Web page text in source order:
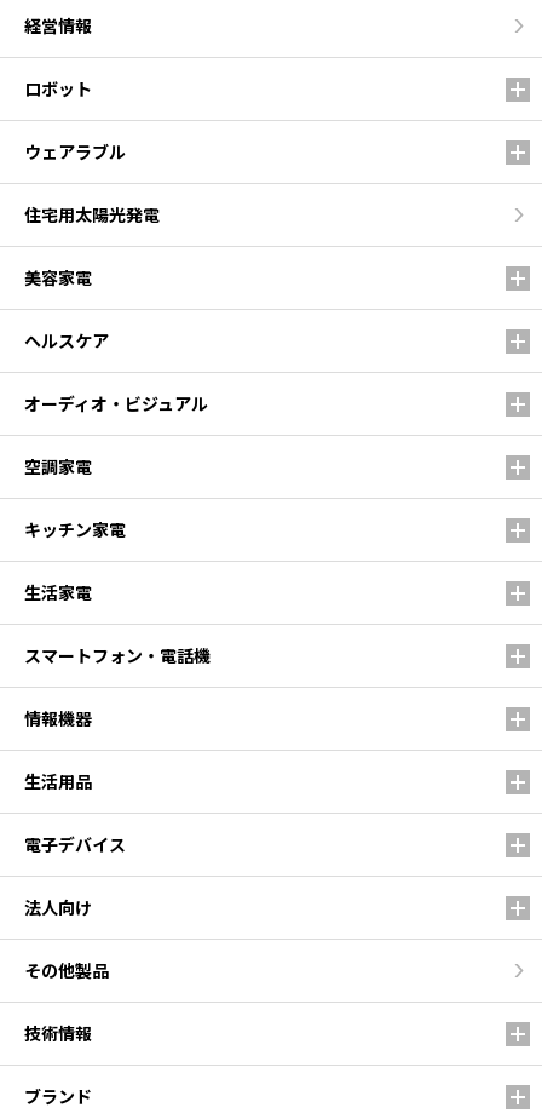
経営情報
ロボット
ウェアラブル
住宅用太陽光発電
美容家電
ヘルスケア
オーディオ・ビジュアル
空調家電
キッチン家電
生活家電
スマートフォン・電話機
情報機器
生活用品
電子デバイス
法人向け
その他製品
技術情報
ブランド